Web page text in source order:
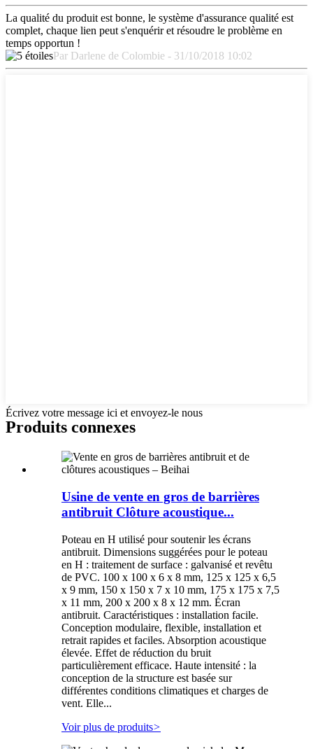
La qualité du produit est bonne, le système d'assurance qualité est
complet, chaque lien peut s'enquérir et résoudre le problème en
temps opportun !
Par Darlene de Colombie - 31/10/2018 10:02
Écrivez votre message ici et envoyez-le nous
Produits connexes
Usine de vente en gros de barrières
antibruit Clôture acoustique...
Poteau en H utilisé pour soutenir les écrans
antibruit. Dimensions suggérées pour le poteau
en H : traitement de surface : galvanisé et revêtu
de PVC. 100 x 100 x 6 x 8 mm, 125 x 125 x 6,5
x 9 mm, 150 x 150 x 7 x 10 mm, 175 x 175 x 7,5
x 11 mm, 200 x 200 x 8 x 12 mm. Écran
antibruit. Caractéristiques : installation facile.
Conception modulaire, flexible, installation et
retrait rapides et faciles. Absorption acoustique
élevée. Effet de réduction du bruit
particulièrement efficace. Haute intensité : la
conception de la structure est basée sur
différentes conditions climatiques et charges de
vent. Elle...
Voir plus de produits>